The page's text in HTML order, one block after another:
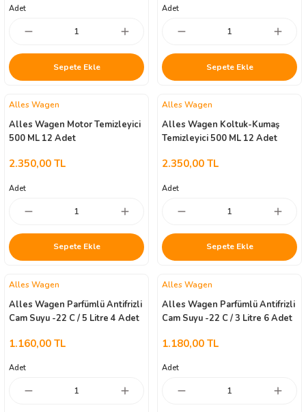
Adet
Sepete Ekle
Adet
Sepete Ekle
Alles Wagen
Alles Wagen Motor Temizleyici
500 ML 12 Adet
2.350,00 TL
Adet
Sepete Ekle
Alles Wagen
Alles Wagen Koltuk-Kumaş
Temizleyici 500 ML 12 Adet
2.350,00 TL
Adet
Sepete Ekle
Alles Wagen
Alles Wagen Parfümlü Antifrizli
Cam Suyu -22 C / 5 Litre 4 Adet
1.160,00 TL
Adet
Alles Wagen
Alles Wagen Parfümlü Antifrizli
Cam Suyu -22 C / 3 Litre 6 Adet
1.180,00 TL
Adet